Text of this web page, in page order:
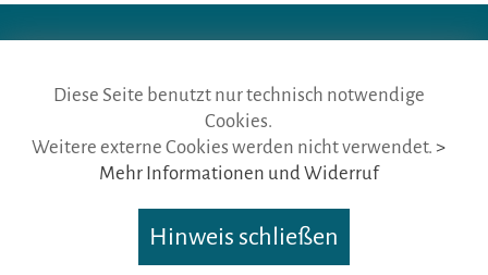
die gästeführer · vertr. durch BVGD · Gustav-Adolf-Str. 33 · D-90439
Nürnberg
Telefon: Fon: +49 (0)911 65 64 675 info@die-gaestefuehrer.de
Nutzungsbedingungen · Impressum· Datenschutz
Diese Seite benutzt nur technisch notwendige
Cookies.
Weitere externe Cookies werden nicht verwendet. >
Mehr Informationen und Widerruf
Hinweis schließen